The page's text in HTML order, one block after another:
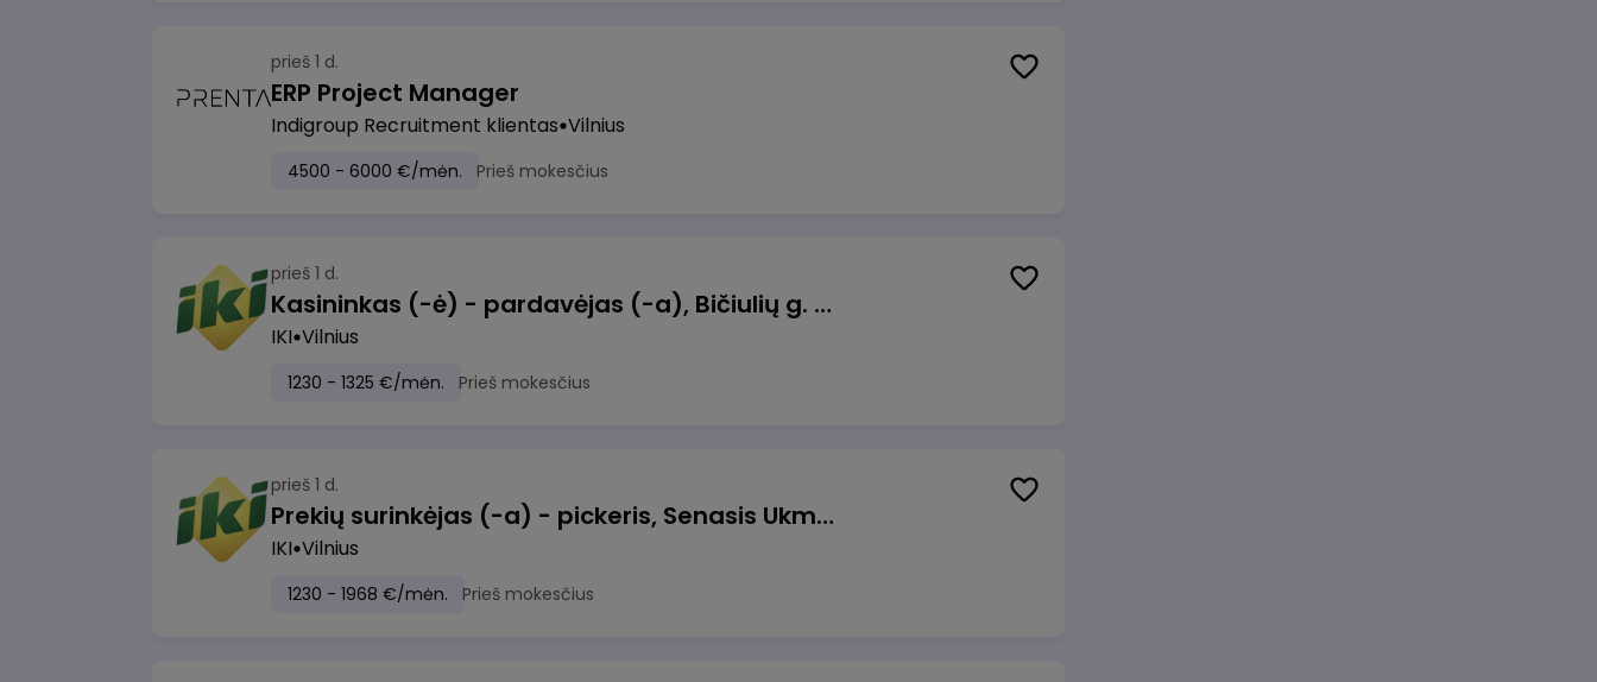
prieš 1 d.
ERP Project Manager
Indigroup Recruitment klientas Vilnius
4500 - 6000 €/mėn. Prieš mokesčius
prieš 1 d.
Kasininkas (-ė) - pardavėjas (-a), Bičiulių g. 36, Bukiškis, Vilnius
IKI Vilnius
1230 - 1325 €/mėn. Prieš mokesčius
prieš 1 d.
Prekių surinkėjas (-a) - pickeris, Senasis Ukmergės kelias 8, Avižieniai
IKI Vilnius
1230 - 1968 €/mėn. Prieš mokesčius